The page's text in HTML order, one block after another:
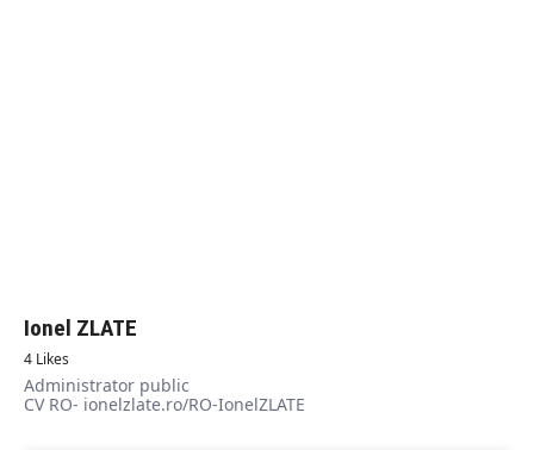
Ionel ZLATE
4 Likes
Administrator public
CV RO- ionelzlate.ro/RO-IonelZLATE